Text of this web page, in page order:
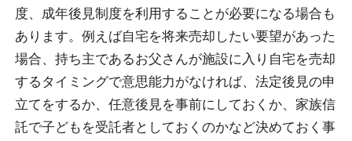
度、成年後見制度を利用することが必要になる場合も
あります。例えば自宅を将来売却したい要望があった
場合、持ち主であるお父さんが施設に入り自宅を売却
するタイミングで意思能力がなければ、法定後見の申
立てをするか、任意後見を事前にしておくか、家族信
託で子どもを受託者としておくのかなど決めておく事